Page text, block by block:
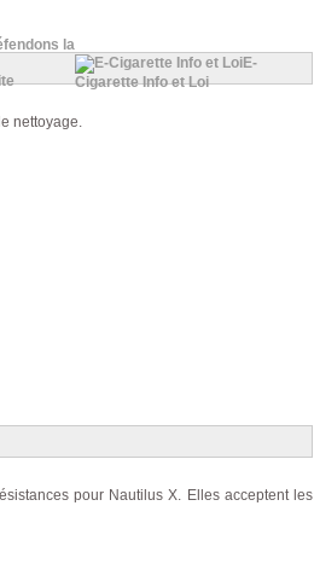
la
E-
Cigarette Info et Loi
nettoyage.
pour Nautilus X. Elles acceptent les